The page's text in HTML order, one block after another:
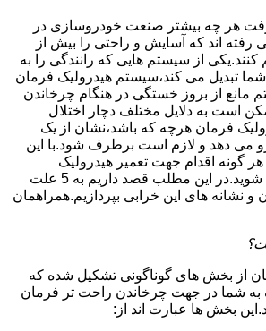
هر چه بیشتر صنعت خودروسازی در
رفته اند که آسایش و راحتی را بیش از
کنند.یکی از سیستم هایی که رانندگی را به
تبدیل می کند،سیستم هیدرولیک فرمان
مانع از بروز خستگی در هنگام چرخاندن
است به دلایل مختلف دچار اختلال
فرمان هرچه که باشد،نشان از یک
می دهد و لازم است برطرف شود.با این
گونه اقدام جهت تعمیر هیدرولیک
فرمان،با این علل آشنا شوید.در این مطلب قصد داریم به 5 علت
و نشانه های این خرابی بپردازیم.همراهمان
از بخش های گوناگونی تشکیل شده که
شما در جهت چرخاندن راحت تر فرمان
بخش ها عبارت اند از: